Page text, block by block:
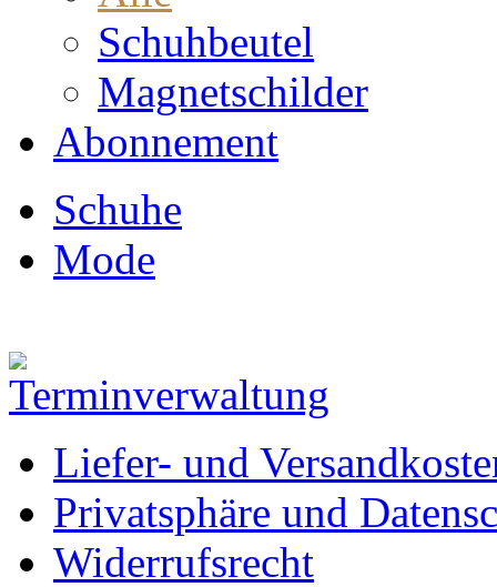
Schuhbeutel
Magnetschilder
Abonnement
Schuhe
Mode
Liefer- und
Privatsphäre und
Widerrufsrecht